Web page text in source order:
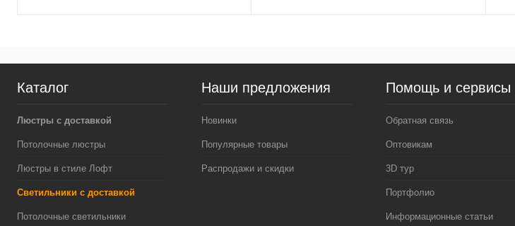
Каталог
Люстры с доставкой
Потолочные люстры
Люстры в стиле Лофт
Светильники с доставкой
Потолочные светильники
Наши предложения
Новинки
Популярные товары
Распродажи и скидки
Помощь и сервисы
Обратная связь
Оптовикам
3D тур
Портфолио
Информационные статьи